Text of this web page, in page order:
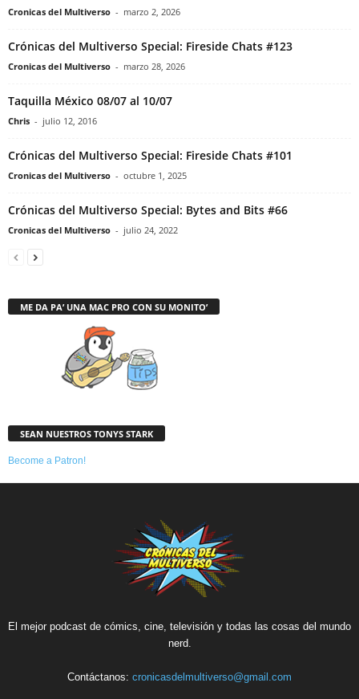
Cronicas del Multiverso - marzo 2, 2026
Crónicas del Multiverso Special: Fireside Chats #123
Cronicas del Multiverso - marzo 28, 2026
Taquilla México 08/07 al 10/07
Chris - julio 12, 2016
Crónicas del Multiverso Special: Fireside Chats #101
Cronicas del Multiverso - octubre 1, 2025
Crónicas del Multiverso Special: Bytes and Bits #66
Cronicas del Multiverso - julio 24, 2022
ME DA PA’ UNA MAC PRO CON SU MONITO’
SEAN NUESTROS TONYS STARK
Become a Patron!
El mejor podcast de cómics, cine, televisión y todas las cosas del mundo
nerd.
Contáctanos: cronicasdelmultiverso@gmail.com